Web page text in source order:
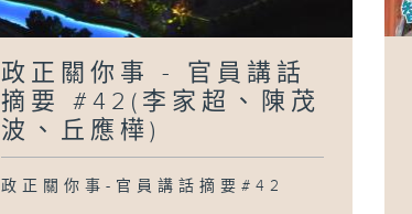
政正關你事 - 官員講話
摘要 #42(李家超、陳茂
波、丘應樺)
政正關你事-官員講話摘要#42